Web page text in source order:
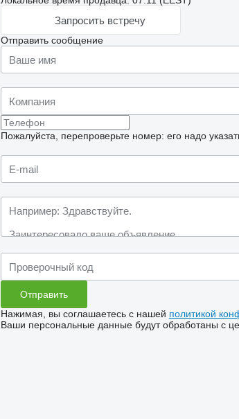
Запросить встречу
Отправить сообщение
Пожалуйста, перепроверьте номер: его надо
Нажимая, вы соглашаетесь с нашей политикой
Ваши персональные данные будут обработаны с